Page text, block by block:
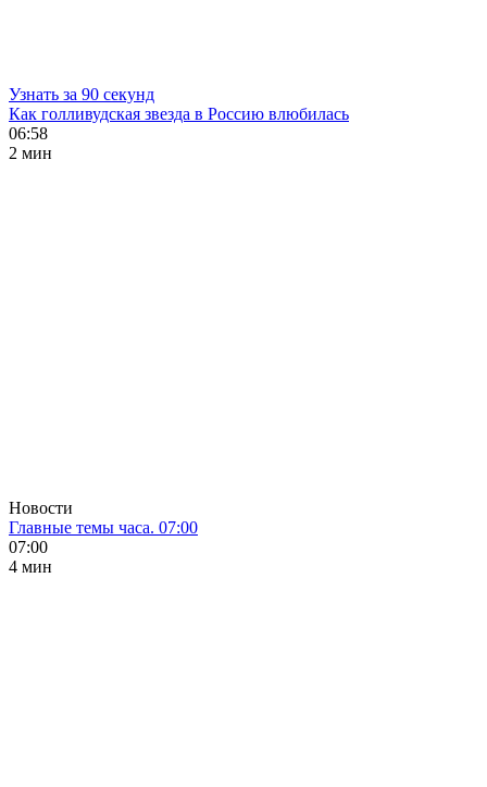
Узнать за 90 секунд
Как голливудская звезда в Россию влюбилась
06:58
2 мин
Новости
Главные темы часа. 07:00
07:00
4 мин